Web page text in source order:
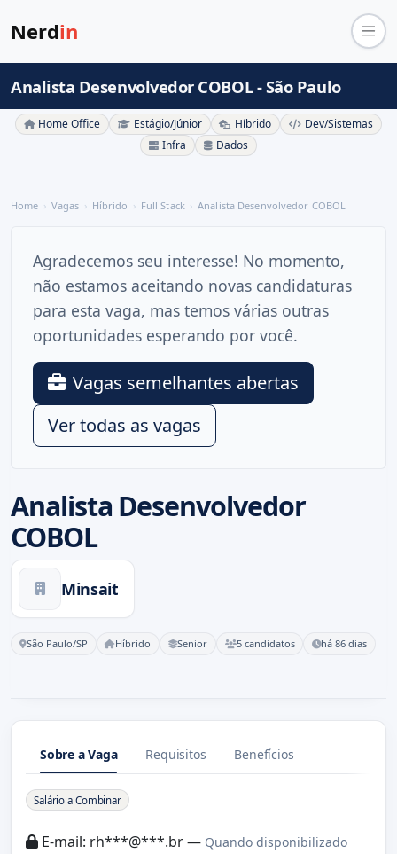
Nerdin
Analista Desenvolvedor COBOL - São Paulo
Home Office Estágio/Júnior Híbrido
Dev/Sistemas
Infra
Dados
Home Vagas Híbrido Full Stack Analista Desenvolvedor COBOL
Analista Desenvolvedor
COBOL
Minsait
São Paulo/SP Híbrido Senior 5 candidatos há 86 dias
Agradecemos seu interesse! No momento,
não estamos aceitando novas candidaturas
para esta vaga, mas temos várias outras
oportunidades esperando por você.
Vagas semelhantes abertas
Ver todas as vagas
Sobre a Vaga Requisitos Benefícios
Sobre a Vaga
Salário a Combinar
E-mail: rh***@***.br — Quando disponibilizado